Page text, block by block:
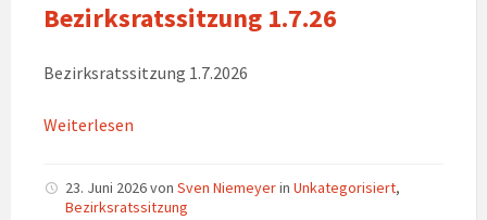
Bezirksratssitzung 1.7.26
Bezirksratssitzung 1.7.2026
Weiterlesen
23. Juni 2026von Sven Niemeyerin Unkategorisiert,
Bezirksratssitzung